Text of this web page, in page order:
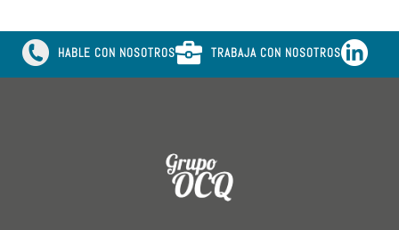
HABLE CON NOSOTROS TRABAJA CON NOSOTROS